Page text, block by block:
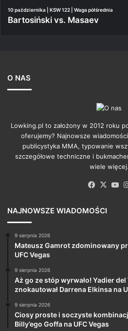
10 października | KSW 122 | Waga półśrednia
Bartosiński vs. Masaev
O NAS
Lowking.pl to założony w 2012 roku
oferujemy? Najnowsze
publicystyka MMA, typowanie
szczegółowe techniczne i
wiele więcej.
X
NAJNOWSZE WIADOMOŚCI
9 sierpnia 2026
Mateusz Gamrot zdominowany
UFC Vegas
9 sierpnia 2026
Aż go ze stóp wyrwało! Yadier
znokautował Darrena Elkinsa na
9 sierpnia 2026
Ciosy proste i soczyste
Billy’ego Goffa na UFC Vegas